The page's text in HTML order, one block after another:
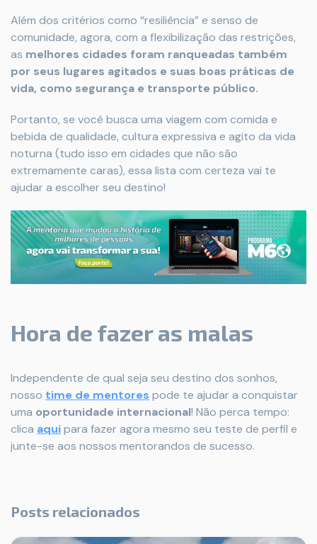
Além dos critérios como “resiliência” e senso de
comunidade, agora, com a flexibilização das restrições,
as melhores cidades foram ranqueadas também
por seus lugares agitados e suas boas práticas de
vida, como segurança e transporte público.
Portanto, se você busca uma viagem com comida e
bebida de qualidade, cultura expressiva e agito da vida
noturna (tudo isso em cidades que não são
extremamente caras), essa lista com certeza vai te
ajudar a escolher seu destino!
Hora de fazer as malas
Independente de qual seja seu destino dos sonhos,
nosso time de mentores pode te ajudar a conquistar
uma oportunidade internacional! Não perca tempo:
clica aquipara fazer agora mesmo seu teste de perfil e
junte-se aos nossos mentorandos de sucesso.
Posts relacionados